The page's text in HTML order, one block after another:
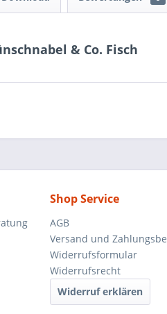
& Co. Fisch
Shop Service
AGB
Versand und
Widerrufsformular
Widerrufsrecht
Widerruf erklären